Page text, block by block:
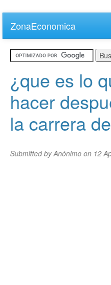
main
content
ZonaEconomica
¿que es lo
hacer
la carrera
Submitted byAnónimo on 12